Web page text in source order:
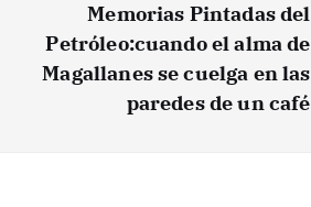
Memorias Pintadas del
Petróleo:cuando el alma de
Magallanes se cuelga en las
paredes de un café